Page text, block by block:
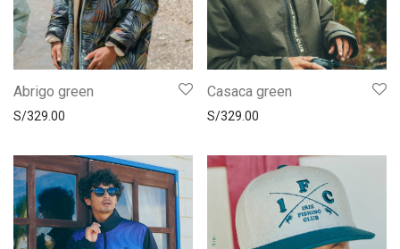
Abrigo green
S/329.00
Casaca green
S/329.00